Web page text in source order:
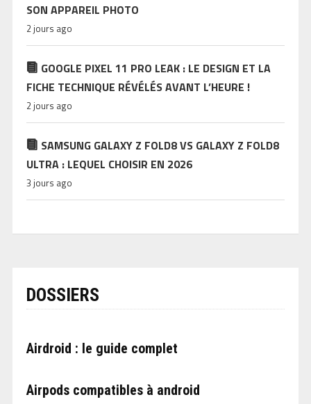
SON APPAREIL PHOTO
2 jours ago
GOOGLE PIXEL 11 PRO LEAK : LE DESIGN ET LA
FICHE TECHNIQUE RÉVÉLÉS AVANT L’HEURE !
2 jours ago
SAMSUNG GALAXY Z FOLD8 VS GALAXY Z FOLD8
ULTRA : LEQUEL CHOISIR EN 2026
3 jours ago
DOSSIERS
Airdroid : le guide complet
Airpods compatibles à android